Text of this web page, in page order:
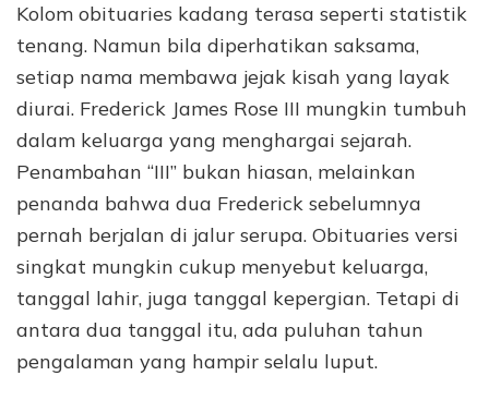
Kolom obituaries kadang terasa seperti statistik
tenang. Namun bila diperhatikan saksama,
setiap nama membawa jejak kisah yang layak
diurai. Frederick James Rose III mungkin tumbuh
dalam keluarga yang menghargai sejarah.
Penambahan “III” bukan hiasan, melainkan
penanda bahwa dua Frederick sebelumnya
pernah berjalan di jalur serupa. Obituaries versi
singkat mungkin cukup menyebut keluarga,
tanggal lahir, juga tanggal kepergian. Tetapi di
antara dua tanggal itu, ada puluhan tahun
pengalaman yang hampir selalu luput.